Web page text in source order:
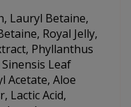
Lauryl Betaine,
Royal Jelly,
Phyllanthus
Leaf
Acetate, Aloe
Lactic Acid,